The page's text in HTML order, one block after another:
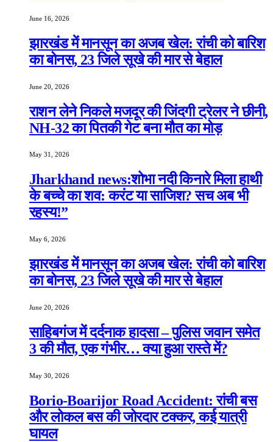
June 16, 2026
झारखंड में मानसून का अजब खेल: रांची को बारिश
का बोनस, 23 जिले सूखे की मार से बेहाल
June 20, 2026
राशन लेने निकले मजदूर की जिंदगी ट्रेलर ने छीनी,
NH-32 का पितकी गेट बना मौत का मोड़
May 31, 2026
Jharkhand news:शोभा नदी किनारे मिला हाथी
के बच्चे का शव: करंट या साजिश? सच अब भी
रहस्य!”
May 6, 2026
झारखंड में मानसून का अजब खेल: रांची को बारिश
का बोनस, 23 जिले सूखे की मार से बेहाल
June 20, 2026
साहिबगंज में दर्दनाक हादसा – पुलिस जवान समेत
3 की मौत, एक गंभीर… क्या हुआ रास्ते में?
May 30, 2026
Borio-Boarijor Road Accident: रांची बस
और लोकल बस की जोरदार टक्कर, कई यात्री
घायल